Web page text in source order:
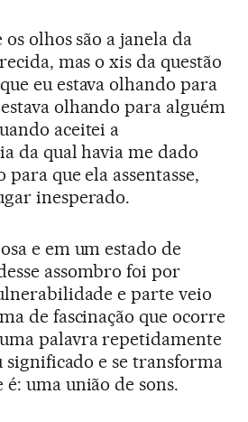
os olhos são a janela da
mas o xis da questão
eu estava olhando para
olhando para alguém
aceitei a
da qual havia me dado
que ela assentasse,
inesperado.
e em um estado de
assombro foi por
e parte veio
de fascinação que ocorre
palavra repetidamente
significado e se transforma
uma união de sons.